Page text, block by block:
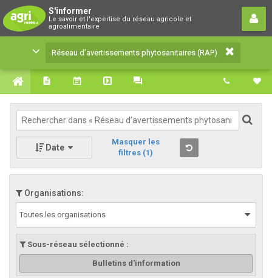
S'informer
Le savoir et l'expertise du réseau agricole et
agroalimentaire
Réseau d’avertissements
phytosanitaires (RAP)
Le savoir et l'expertise du réseau agricole et
agroalimentaire
Réseau d’avertissements phytosanitaires (RAP)
Date
Masquer les
filtres (1)
Organisations:
Toutes les organisations
Sous-réseau sélectionné :
Bulletins d'information